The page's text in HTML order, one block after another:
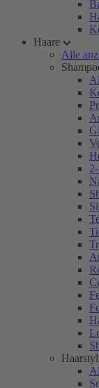
Haare
Alle